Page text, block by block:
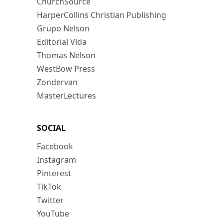
HarperCollins Christian Publishing
Grupo Nelson
Editorial Vida
Thomas Nelson
WestBow Press
Zondervan
MasterLectures
SOCIAL
Facebook
Instagram
Pinterest
TikTok
Twitter
YouTube